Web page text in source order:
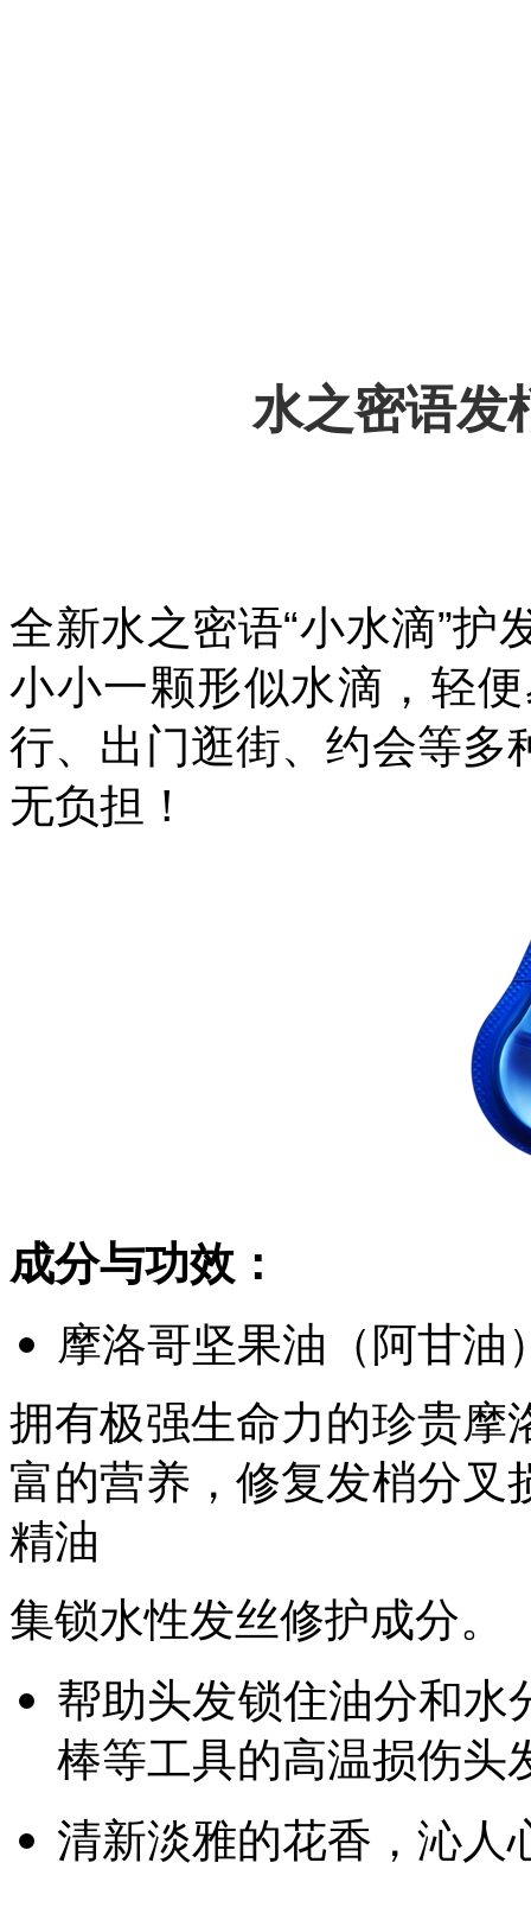
水之密语发
全新水之密语“小水滴”
小小一颗形似水滴，轻
行、出门逛街、约会等多
无负担！
成分与功效：
摩洛哥坚果油（阿甘油
拥有极强生命力的珍贵摩
富的营养，修复发梢分叉
精油
集锁水性发丝修护成分。
帮助头发锁住油分和水
棒等工具的高温损伤头
清新淡雅的花香，沁人